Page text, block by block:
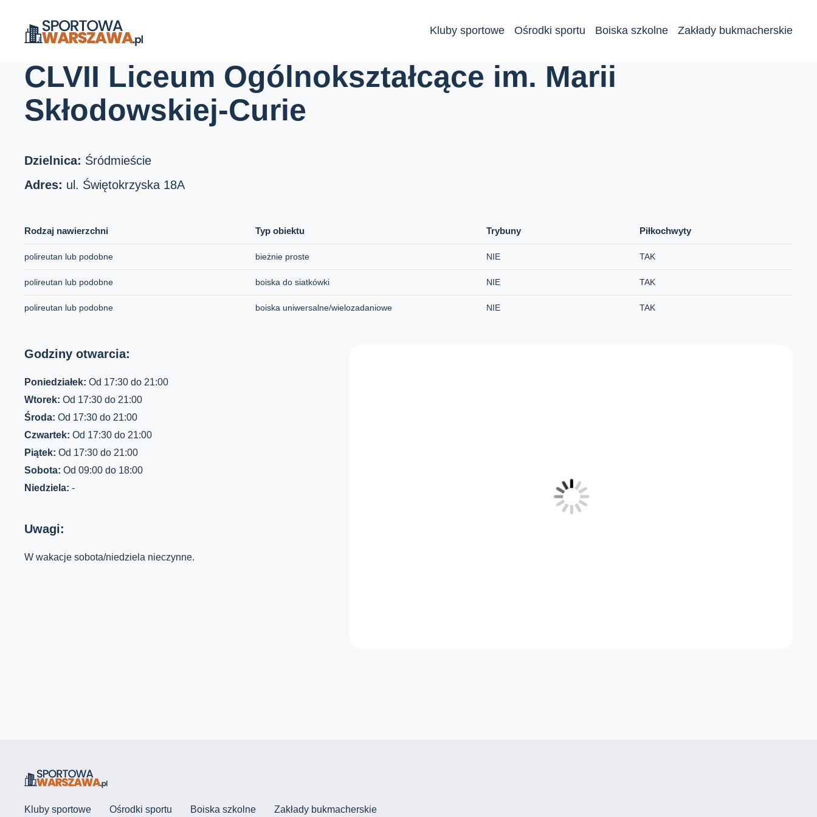
Kluby sportowe Ośrodki sportu Boiska szkolne Zakłady bukmacherskie
Strona główna Boiska szkolne
CLVII Liceum Ogólnokształcące im. Marii
Skłodowskiej-Curie
Dzielnica: Śródmieście
Adres: ul. Świętokrzyska 18A
Rodzaj nawierzchni Typ obiektu Trybuny Piłkochwyty
polireutan lub podobne bieżnie proste NIE TAK
polireutan lub podobne boiska do siatkówki NIE TAK
polireutan lub podobne boiska uniwersalne/wielozadaniowe NIE TAK
Godziny otwarcia:
Poniedziałek: Od 17:30 do 21:00
Wtorek: Od 17:30 do 21:00
Środa: Od 17:30 do 21:00
Czwartek: Od 17:30 do 21:00
Piątek: Od 17:30 do 21:00
Sobota: Od 09:00 do 18:00
Niedziela: -
Uwagi:
W wakacje sobota/niedziela nieczynne.
Kluby sportowe Ośrodki sportu Boiska szkolne Zakłady bukmacherskie